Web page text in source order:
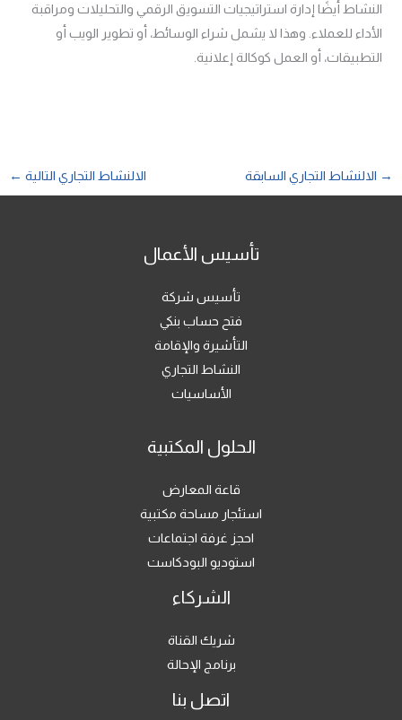
النشاط أيضًا إدارة استراتيجيات التسويق الرقمي والتحليلات ومراقبة
الأداء للعملاء. وهذا لا يشمل شراء الوسائط، أو تطوير الويب أو
التطبيقات، أو العمل كوكالة إعلانية.
→ الالنشاط التجاري السابقة الالنشاط التجاري التالية ←
تأسيس الأعمال
تأسيس شركة
فتح حساب بنكي
التأشيرة والإقامة
النشاط التجاري
الأساسيات
الحلول المكتبية
قاعة المعارض
استئجار مساحة مكتبية
احجز غرفة اجتماعات
استوديو البودكاست
الشركاء
شريك القناة
برنامج الإحالة
اتصل بنا